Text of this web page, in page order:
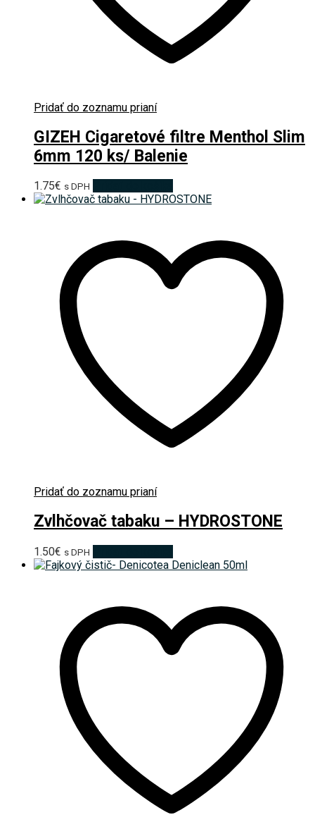
Pridať do zoznamu prianí
GIZEH Cigaretové filtre Menthol Slim
6mm 120 ks/ Balenie
1.75€ s DPH
Pridať do zoznamu prianí
Zvlhčovač tabaku – HYDROSTONE
1.50€ s DPH